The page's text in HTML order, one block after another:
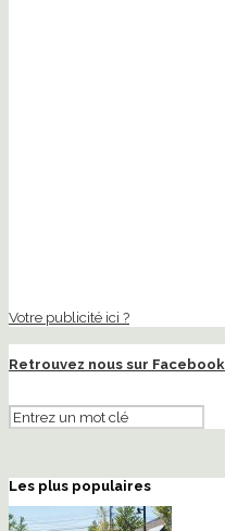
Votre publicité ici ?
Retrouvez nous sur Facebook
Les plus populaires